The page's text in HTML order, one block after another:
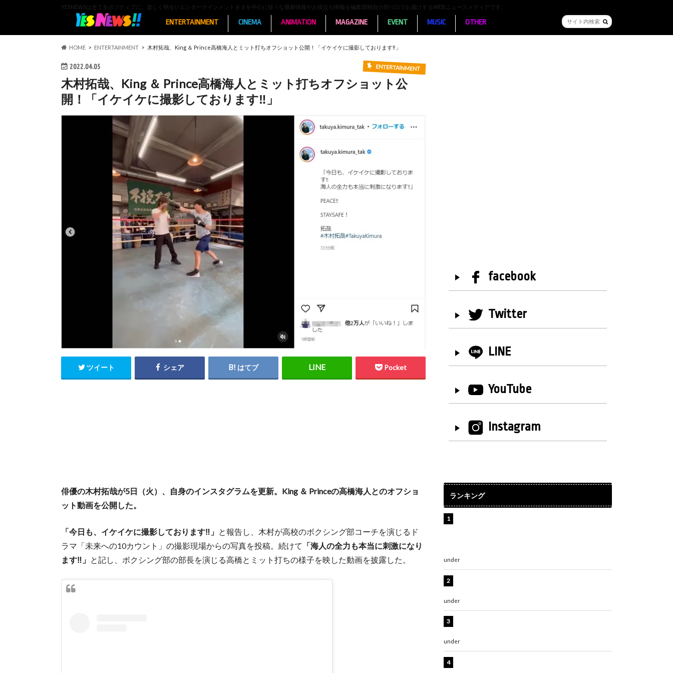
YESNEWSは全てをポジティブに、楽しく明るいエンターテインメントネタを中心に様々な最新情報やお役立ち情報を編集部独自の切り口でお届けするWEBニュースメディアです。
ENTERTAINMENT CINEMA ANIMATION MAGAZINE EVENT MUSIC OTHER
HOME ENTERTAINMENT 木村拓哉、King ＆ Prince高橋海人とミット打ちオフショット公開！「イケイケに撮影しております‼︎」
2022.04.05 ENTERTAINMENT
木村拓哉、King ＆ Prince高橋海人とミット打ちオフショット公
開！「イケイケに撮影しております‼︎」
ツイート シェア はてブ Pocket
俳優の木村拓哉が5日（火）、自身のインスタグラムを更新。King ＆ Princeの高橋海人とのオフショ
ット動画を公開した。
「今日も、イケイケに撮影しております‼︎」 と報告し、木村が高校のボクシング部コーチを演じるド
ラマ「未来への10カウント」の撮影現場からの写真を投稿。続けて 「海人の全力も本当に刺激になり
ます‼︎」 と記し、ボクシング部の部長を演じる高橋とミット打ちの様子を映した動画を披露した。
facebook
Twitter
LINE
YouTube
Instagram
ランキング
under
under
under